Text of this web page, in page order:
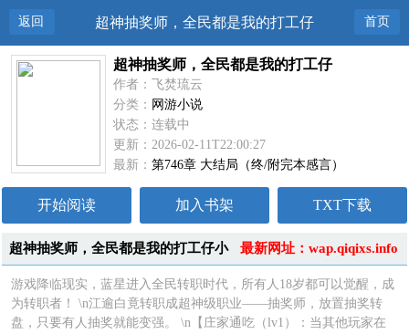
返回 超神抽奖师，全民都是我的打工仔 首页
超神抽奖师，全民都是我的打工仔
作者：飞焚琉云
分类： 网游小说
状态：连载中
更新：2026-02-11T22:00:27
最新：第746章 大结局（终/附完本感言）
开始阅读 加入书架 TXT下载
最新网址：wap.qiqixs.info
超神抽奖师，全民都是我的打工仔小
说简介
游戏降临现实，蓝星进入全民转职时代，所有人18岁都可以觉醒，成
为转职者！ \n江逾白竟转职成超神级职业——抽奖师，放置抽奖转
盘，只要有人抽奖就能变强。 \n【庄家通吃（lv1）：当其他玩家在